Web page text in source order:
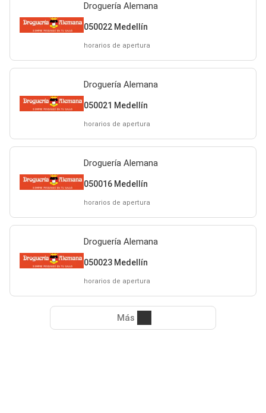
Droguería Alemana
050022 Medellín
horarios de apertura
Droguería Alemana
050021 Medellín
horarios de apertura
Droguería Alemana
050016 Medellín
horarios de apertura
Droguería Alemana
050023 Medellín
horarios de apertura
Más